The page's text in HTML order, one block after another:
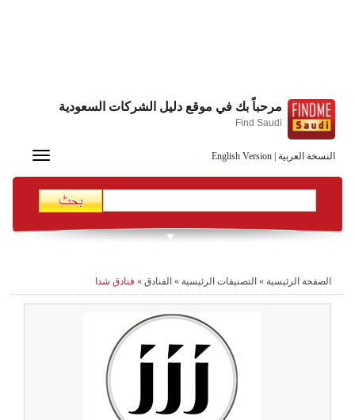
النسخة العربية English Version
مرحباً بك في موقع دليل الشركات السعودية
Find Saudi
Toggle
الصفحة الرئيسية » التصنيفات الرئيسية » الفنادق » فنادق شدا